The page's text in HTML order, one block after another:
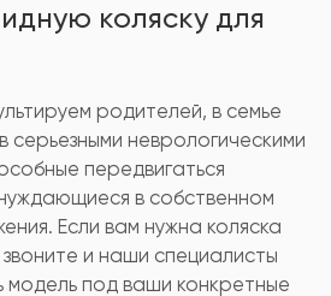
коляску для
родителей, в семье
серьезными неврологическими
передвигаться
в собственном
Если вам нужна коляска
и наши специалисты
модель под ваши конкретные